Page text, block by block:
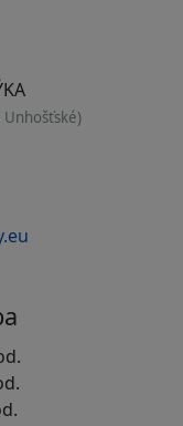
Unhošťské)